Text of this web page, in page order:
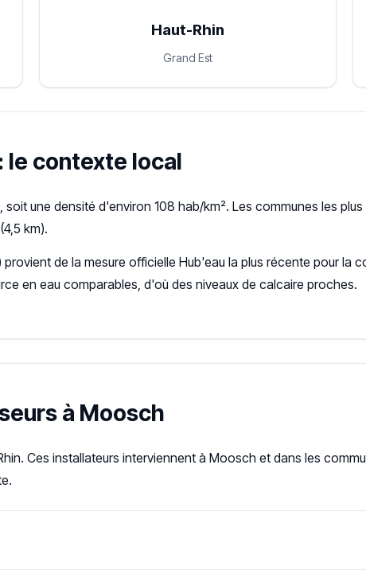
Haut-Rhin
Grand Est
le contexte local
soit une densité d'environ 108 hab/km². Les communes les
km).
provient de la mesure officielle Hub'eau la plus récente pour la
en eau comparables, d'où des niveaux de calcaire proches.
à Moosch
Ces installateurs interviennent à Moosch et dans les